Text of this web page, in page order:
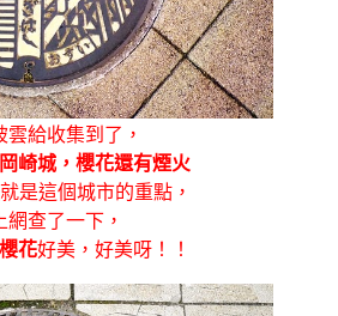
雲給收集到了，
岡崎城，櫻花還有煙火
是這個城市的重點，
網查了一下，
花好美，好美呀！！